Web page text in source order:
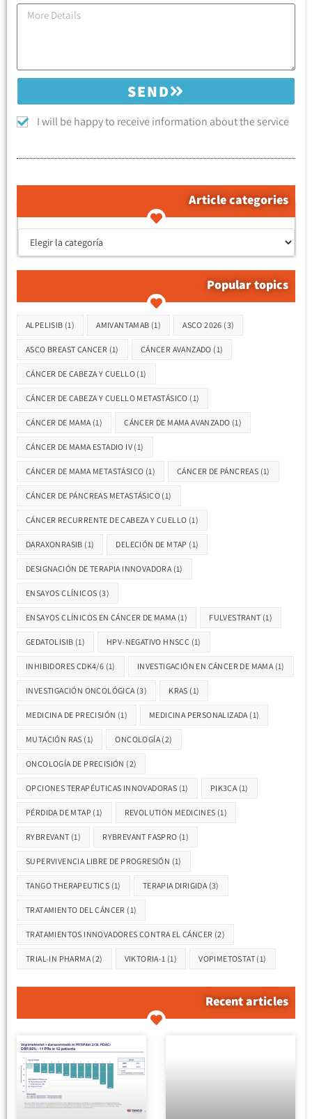
I will be happy to receive information about the service
SEND
Article categories
Popular topics
ALPELISIB (1) AMIVANTAMAB (1) ASCO 2026 (3)
ASCO BREAST CANCER (1) CÁNCER AVANZADO (1)
CÁNCER DE CABEZA Y CUELLO (1)
CÁNCER DE CABEZA Y CUELLO METASTÁSICO (1)
CÁNCER DE MAMA(1) CÁNCER DE MAMA AVANZADO (1)
CÁNCER DE MAMA ESTADIO IV (1)
CÁNCER DE MAMA METASTÁSICO (1) CÁNCER DE PÁNCREAS (1)
CÁNCER DE PÁNCREAS METASTÁSICO (1)
CÁNCER RECURRENTE DE CABEZA Y CUELLO (1)
DARAXONRASIB (1) DELECIÓN DE MTAP (1)
DESIGNACIÓN DE TERAPIA INNOVADORA(1)
ENSAYOS CLÍNICOS (3)
ENSAYOS CLÍNICOS EN CÁNCER DE MAMA(1) FULVESTRANT (1)
GEDATOLISIB (1) HPV-NEGATIVO HNSCC (1)
INHIBIDORES CDK4/6 (1) INVESTIGACIÓN EN CÁNCER DE MAMA(1)
INVESTIGACIÓN ONCOLÓGICA(3) KRAS (1)
MEDICINA DE PRECISIÓN (1) MEDICINA PERSONALIZADA(1)
MUTACIÓN RAS (1) ONCOLOGÍA(2)
ONCOLOGÍA DE PRECISIÓN (2)
OPCIONES TERAPÉUTICAS INNOVADORAS (1) PIK3CA(1)
PÉRDIDA DE MTAP (1) REVOLUTION MEDICINES (1)
RYBREVANT (1) RYBREVANT FASPRO (1)
SUPERVIVENCIA LIBRE DE PROGRESIÓN (1)
TANGO THERAPEUTICS (1) TERAPIA DIRIGIDA(3)
TRATAMIENTO DEL CÁNCER (1)
TRATAMIENTOS INNOVADORES CONTRA EL CÁNCER (2)
TRIAL-IN PHARMA(2) VIKTORIA-1 (1) VOPIMETOSTAT (1)
Recent articles